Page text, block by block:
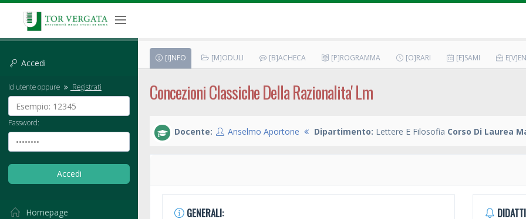
Accedi
Id utente oppure Registrati
Password:
Homepage
[I]NFO [M]ODULI [B]ACHECA [P]ROGRAMMA [O]RARI [E]SAMI
Concezioni Classiche Della Razionalita' Lm
Docente: Anselmo Aportone Dipartimento: Lettere E Filosofia Corso Di Laurea
GENERALI: